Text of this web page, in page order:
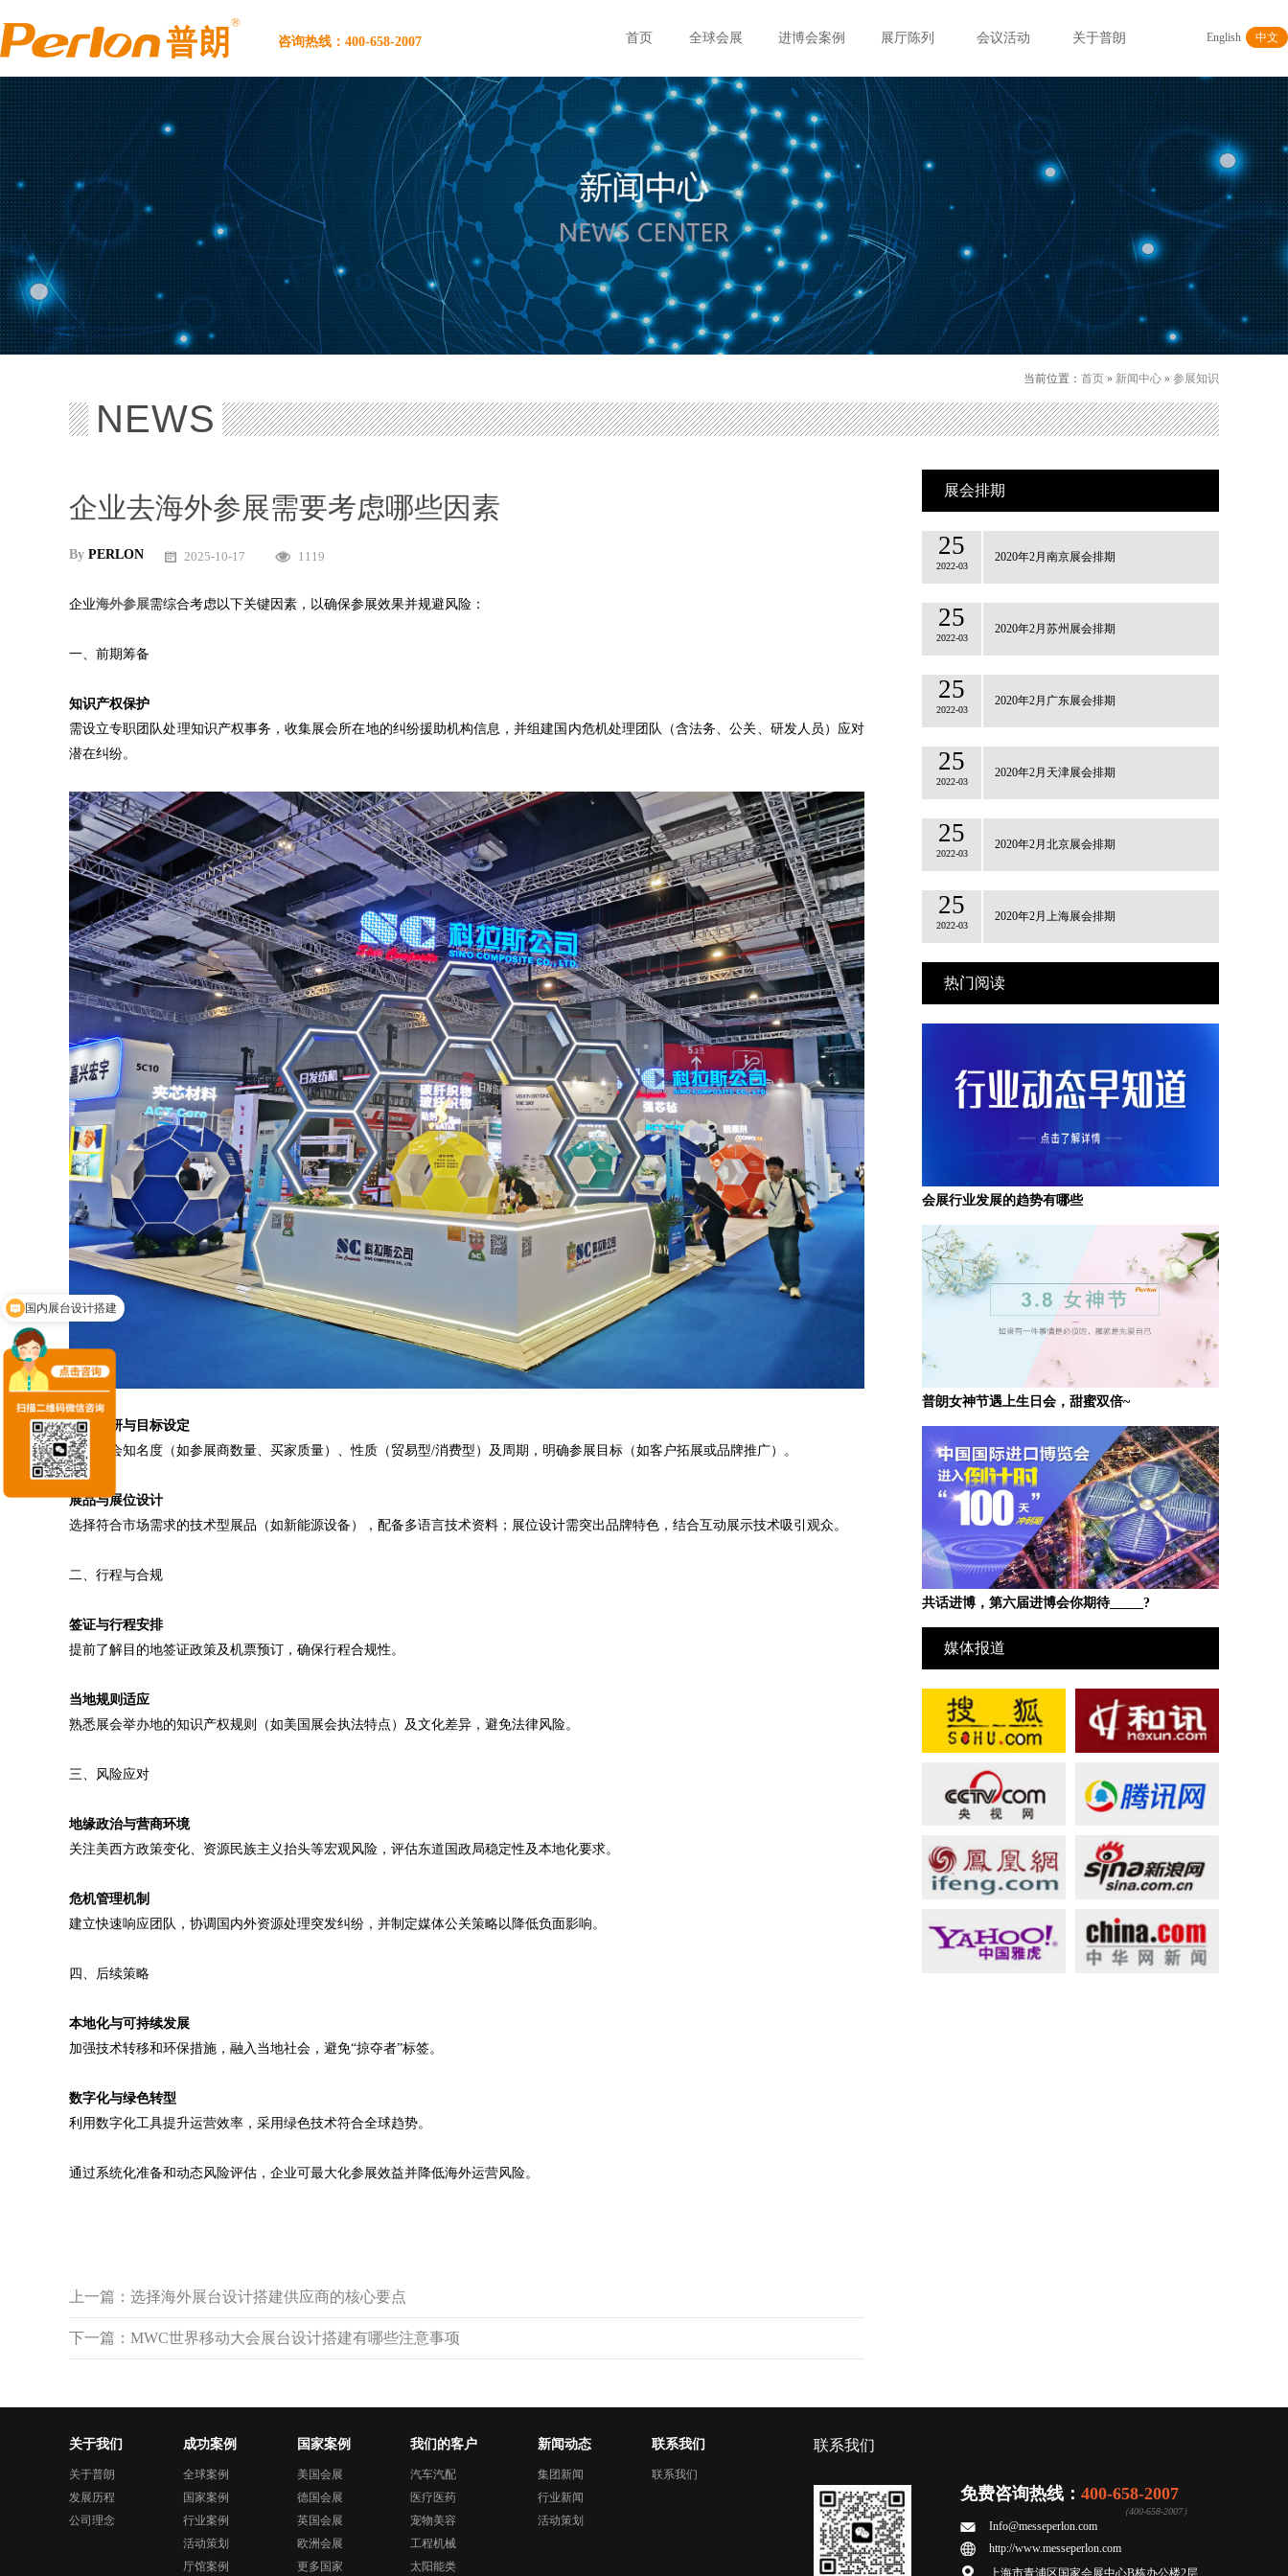
咨询热线：400-658-2007 English 中文
首页 全球会展 进博会案例 展厅陈列 会议活动 关于普朗
当前位置： 首页 » 新闻中心 » 参展知识
NEWS
企业去海外参展需要考虑哪些因素
By PERLON
2025-10-17
1119
企业海外参展需综合考虑以下关键因素，以确保参展效果并规避风险：
一、前期筹备
‌知识产权保护‌
需设立专职团队处理知识产权事务，收集展会所在地的纠纷援助机构信息，并组建国内危机处理团队（含法务、公关、研发人员）应对
潜在纠纷。
展会调研与目标设定‌
分析展会知名度（如参展商数量、买家质量）、性质（贸易型/消费型）及周期，明确参展目标（如客户拓展或品牌推广）。
‌展品与展位设计‌
选择符合市场需求的技术型展品（如新能源设备），配备多语言技术资料；展位设计需突出品牌特色，结合互动展示技术吸引观众。
二、行程与合规
‌签证与行程安排‌
提前了解目的地签证政策及机票预订，确保行程合规性。
‌当地规则适应‌
熟悉展会举办地的知识产权规则（如美国展会执法特点）及文化差异，避免法律风险。
三、风险应对
‌地缘政治与营商环境‌
关注美西方政策变化、资源民族主义抬头等宏观风险，评估东道国政局稳定性及本地化要求。
‌危机管理机制‌
建立快速响应团队，协调国内外资源处理突发纠纷，并制定媒体公关策略以降低负面影响。
四、后续策略
‌本地化与可持续发展‌
加强技术转移和环保措施，融入当地社会，避免“掠夺者”标签。
‌数字化与绿色转型‌
利用数字化工具提升运营效率，采用绿色技术符合全球趋势。
通过系统化准备和动态风险评估，企业可最大化参展效益并降低海外运营风险。
上一篇： 选择海外展台设计搭建供应商的核心要点
下一篇： MWC世界移动大会展台设计搭建有哪些注意事项
展会排期
25
2022-03
2020年2月南京展会排期
25
2022-03
2020年2月苏州展会排期
25
2022-03
2020年2月广东展会排期
25
2022-03
2020年2月天津展会排期
25
2022-03
2020年2月北京展会排期
25
2022-03
2020年2月上海展会排期
热门阅读
会展行业发展的趋势有哪些
普朗女神节遇上生日会，甜蜜双倍~
共话进博，第六届进博会你期待_____?
媒体报道
关于我们
关于普朗
发展历程
公司理念
成功案例
全球案例
国家案例
行业案例
活动策划
厅馆案例
国家案例
美国会展
德国会展
英国会展
欧洲会展
更多国家
我们的客户
汽车汽配
医疗医药
宠物美容
工程机械
太阳能类
新闻动态
集团新闻
行业新闻
活动策划
联系我们
联系我们
联系我们
免费咨询热线： 400-658-2007
（400-658-2007）
Info@messeperlon.com
http://www.messeperlon.com
上海市青浦区国家会展中心B栋办公楼2层
国内展台设计搭建
展厅设计施工